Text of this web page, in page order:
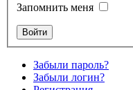
Запомнить меня
Забыли пароль?
Забыли логин?